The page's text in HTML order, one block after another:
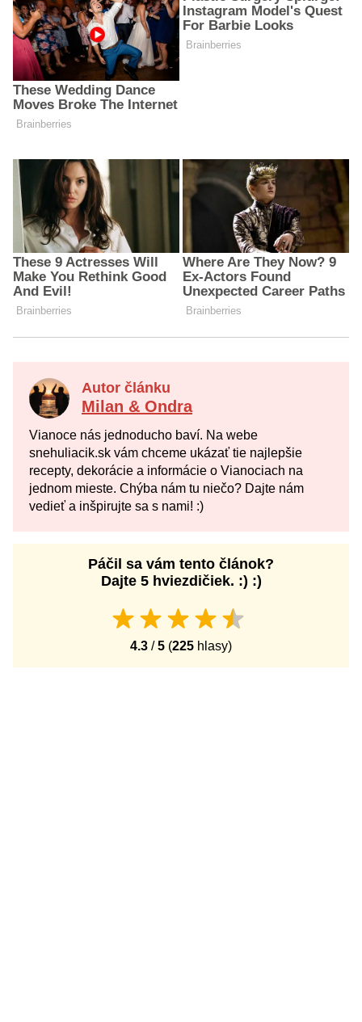
Autor článku
Milan & Ondra
Vianoce nás jednoducho baví. Na webe
snehuliacik.sk vám chceme ukázať tie najlepšie
recepty, dekorácie a informácie o Vianociach na
jednom mieste. Chýba nám tu niečo? Dajte nám
vedieť a inšpirujte sa s nami! :)
Páčil sa vám tento článok?
Dajte 5 hviezdičiek. :) :)
4.3 /5 (225 hlasy)